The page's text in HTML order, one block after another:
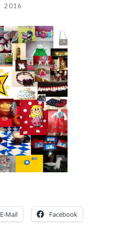
2016
E-Mail Facebook